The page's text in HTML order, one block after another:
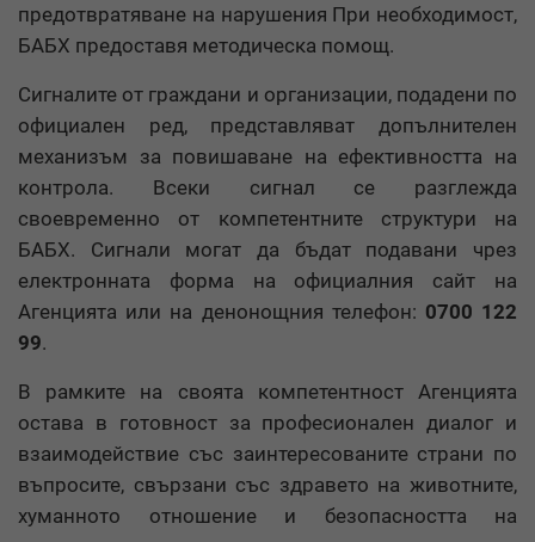
предотвратяване на нарушения При необходимост,
БАБХ предоставя методическа помощ.
Сигналите от граждани и организации, подадени по
официален ред, представляват допълнителен
механизъм за повишаване на ефективността на
контрола. Всеки сигнал се разглежда
своевременно от компетентните структури на
БАБХ. Сигнали могат да бъдат подавани чрез
електронната форма на официалния сайт на
Агенцията или на денонощния телефон: 0700 122
99.
В рамките на своята компетентност Агенцията
остава в готовност за професионален диалог и
взаимодействие със заинтересованите страни по
въпросите, свързани със здравето на животните,
хуманното отношение и безопасността на